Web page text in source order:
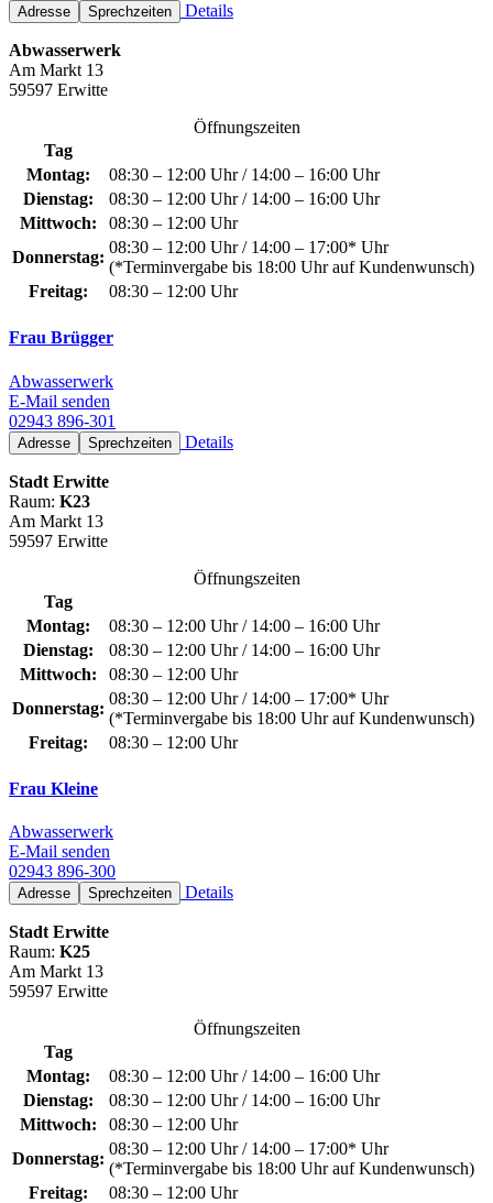
Adresse Sprechzeiten Details
Abwasserwerk
Am Markt 13
59597 Erwitte
Öffnungszeiten
Tag
Montag:
08:30 – 12:00 Uhr / 14:00 – 16:00 Uhr
Dienstag:
08:30 – 12:00 Uhr / 14:00 – 16:00 Uhr
Mittwoch:
08:30 – 12:00 Uhr
Donnerstag:
08:30 – 12:00 Uhr / 14:00 – 17:00* Uhr
(*Terminvergabe bis 18:00 Uhr auf Kundenwunsch)
Freitag:
08:30 – 12:00 Uhr
Frau Brügger
Abwasserwerk
E-Mail senden
02943 896-301
Adresse Sprechzeiten Details
Stadt Erwitte
Raum: K23
Am Markt 13
59597 Erwitte
Öffnungszeiten
Tag
Montag:
08:30 – 12:00 Uhr / 14:00 – 16:00 Uhr
Dienstag:
08:30 – 12:00 Uhr / 14:00 – 16:00 Uhr
Mittwoch:
08:30 – 12:00 Uhr
Donnerstag:
08:30 – 12:00 Uhr / 14:00 – 17:00* Uhr
(*Terminvergabe bis 18:00 Uhr auf Kundenwunsch)
Freitag:
08:30 – 12:00 Uhr
Frau Kleine
Abwasserwerk
E-Mail senden
02943 896-300
Adresse Sprechzeiten Details
Stadt Erwitte
Raum: K25
Am Markt 13
59597 Erwitte
Öffnungszeiten
Tag
Montag:
08:30 – 12:00 Uhr / 14:00 – 16:00 Uhr
Dienstag:
08:30 – 12:00 Uhr / 14:00 – 16:00 Uhr
Mittwoch:
08:30 – 12:00 Uhr
Donnerstag:
08:30 – 12:00 Uhr / 14:00 – 17:00* Uhr
(*Terminvergabe bis 18:00 Uhr auf Kundenwunsch)
Freitag:
08:30 – 12:00 Uhr